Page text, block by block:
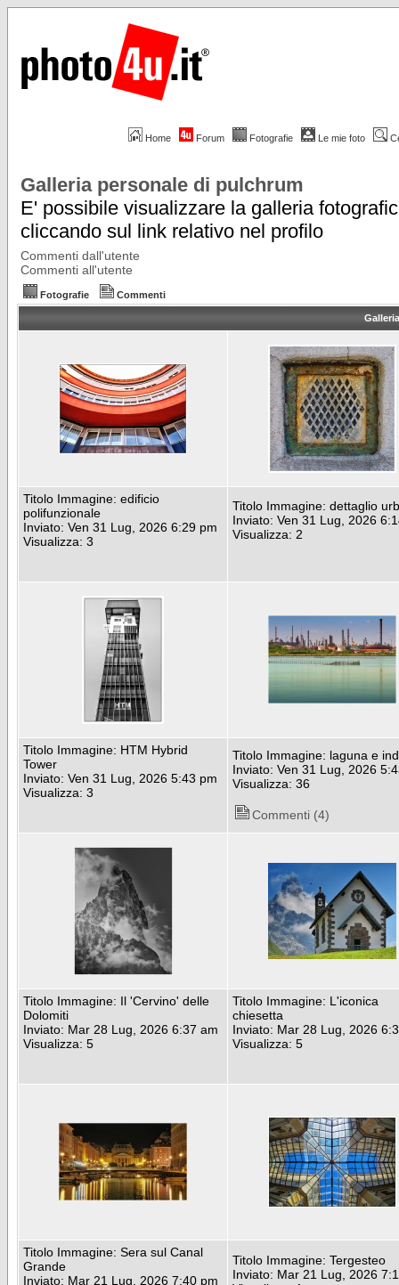
Home Forum Fotografie Le mie foto
Galleria personale di pulchrum
E' possibile visualizzare la galleria
cliccando sul link relativo nel profilo
Commenti dall'utente
Commenti all'utente
Fotografie Commenti
Titolo Immagine: edificio
polifunzionale
Inviato: Ven 31 Lug, 2026 6:29 pm
Visualizza: 3
Titolo Immagine: dettaglio
Inviato: Ven 31 Lug, 2026
Visualizza: 2
Titolo Immagine: HTM Hybrid
Tower
Inviato: Ven 31 Lug, 2026 5:43 pm
Visualizza: 3
Titolo Immagine: laguna e
Inviato: Ven 31 Lug, 2026
Visualizza: 36
Commenti (4)
Titolo Immagine: Il 'Cervino' delle
Dolomiti
Inviato: Mar 28 Lug, 2026 6:37 am
Visualizza: 5
Titolo Immagine: L'iconica
chiesetta
Inviato: Mar 28 Lug, 2026
Visualizza: 5
Titolo Immagine: Sera sul Canal
Grande
Inviato: Mar 21 Lug, 2026 7:40 pm
Titolo Immagine: Tergesteo
Inviato: Mar 21 Lug, 2026